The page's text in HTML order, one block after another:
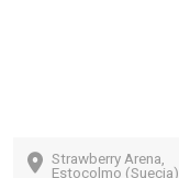
Strawberry Arena,
Estocolmo (Suecia)